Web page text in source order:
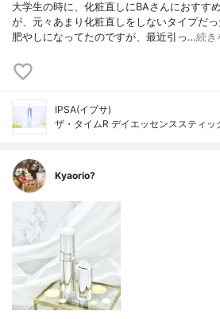
大学生の時に、化粧直しにBAさんにおすす
が、元々あまり化粧直しをしないタイプだ
肥やしになってたのですが、最近引っ…続き
IPSA(イプサ)
ザ・タイムR デイエッセンススティッ
Kyaorio?